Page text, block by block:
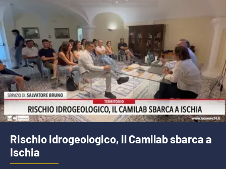
Rischio idrogeologico, il Camilab sbarca a
Ischia